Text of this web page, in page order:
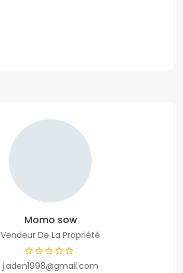
Momo sow
Vendeur De La Propriété
j.aden1998@gmail.com